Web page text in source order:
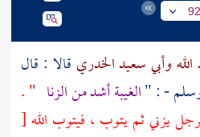
92
وأبي سعيد الخدري قالا : قال
وسلم - : "الغيبة أشد من الزنا " .
يزني ثم يتوب ، فيتوب الله[